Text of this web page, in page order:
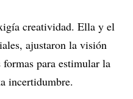
creatividad. Ella y el
ajustaron la visión
para estimular la
incertidumbre.